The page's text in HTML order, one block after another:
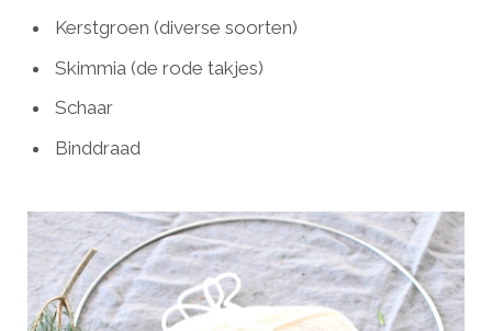
Kerstgroen (diverse soorten)
Skimmia (de rode takjes)
Schaar
Binddraad